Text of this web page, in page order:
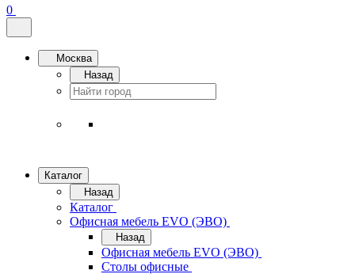
0
Москва
Назад
Каталог
Назад
Каталог
Офисная мебель EVO (ЭВО)
Назад
Офисная мебель EVO (ЭВО)
Cтолы офисные